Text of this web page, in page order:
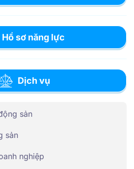
Hồ sơ năng lực
Dịch vụ
sản
sản
nghiệp